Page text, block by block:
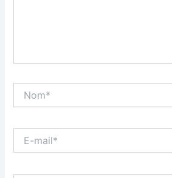
mail*